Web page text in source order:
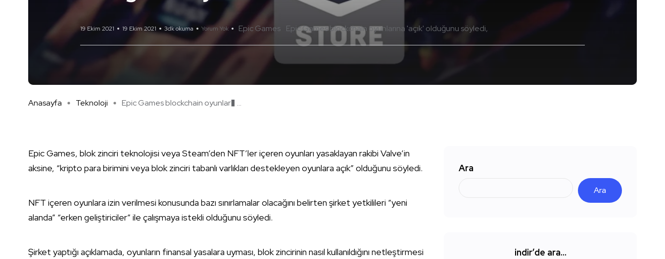
19 Ekim 2021 19 Ekim 2021 3dk okuma Yorum Yok Epic Games Epic Games blockchain oyunlarına 'açık' olduğunu söyledi
Anasayfa Teknoloji Epic Games blockchain oyunlar� ...
Epic Games, blok zinciri teknolojisi veya Steam’den NFT’ler içeren oyunları yasaklayan rakibi Valve’in
aksine, “kripto para birimini veya blok zinciri tabanlı varlıkları destekleyen oyunlara açık” olduğunu söyledi.
NFT içeren oyunlara izin verilmesi konusunda bazı sınırlamalar olacağını belirten şirket yetkilileri “yeni
alanda” “erken geliştiriciler” ile çalışmaya istekli olduğunu söyledi.
Şirket yaptığı açıklamada, oyunların finansal yasalara uyması, blok zincirinin nasıl kullanıldığını netleştirmesi
Ara
Ara
indir’de ara…